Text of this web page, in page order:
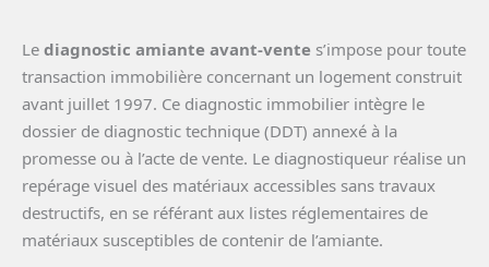
Le diagnostic amiante avant-vente s’impose pour toute
transaction immobilière concernant un logement construit
avant juillet 1997. Ce diagnostic immobilier intègre le
dossier de diagnostic technique (DDT) annexé à la
promesse ou à l’acte de vente. Le diagnostiqueur réalise un
repérage visuel des matériaux accessibles sans travaux
destructifs, en se référant aux listes réglementaires de
matériaux susceptibles de contenir de l’amiante.